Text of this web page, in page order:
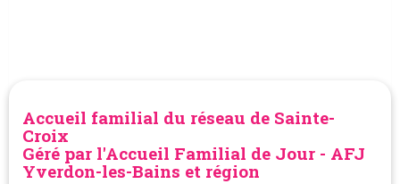
Accueil familial du réseau de Sainte-
Croix
Géré par l'Accueil Familial de Jour - AFJ
Yverdon-les-Bains et région